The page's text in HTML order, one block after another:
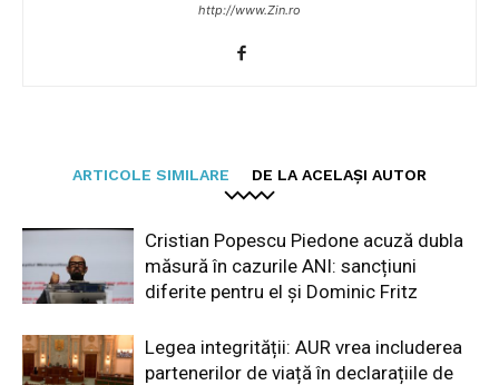
http://www.Zin.ro
ARTICOLE SIMILARE DE LA ACELAȘI AUTOR
Cristian Popescu Piedone acuză dubla
măsură în cazurile ANI: sancțiuni
diferite pentru el și Dominic Fritz
Legea integrității: AUR vrea includerea
partenerilor de viață în declarațiile de